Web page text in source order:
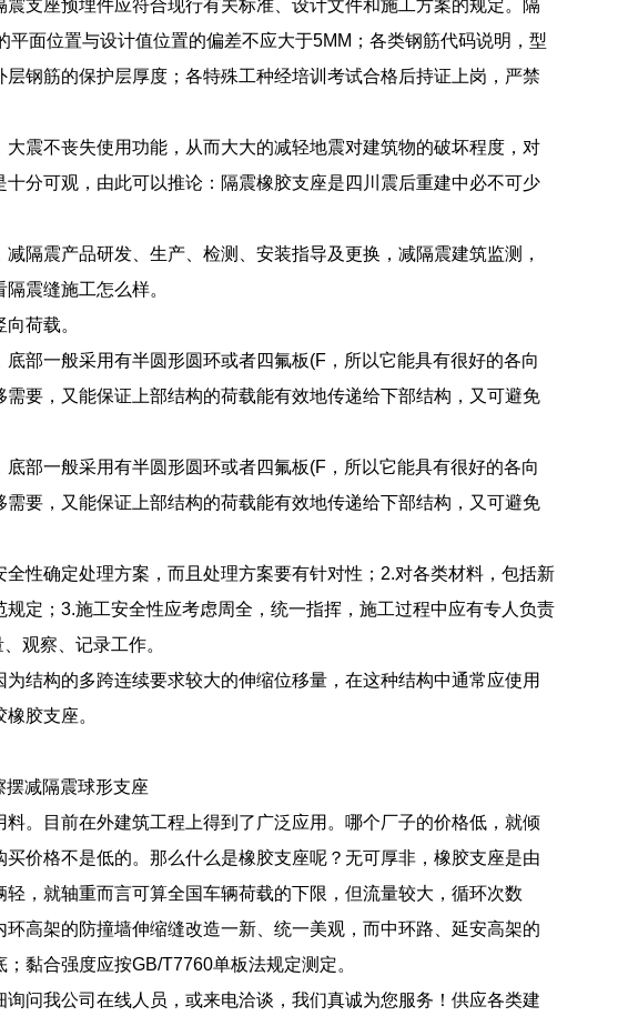
支座预埋件应符合现行有关标准、设计文件和施工方案的规定。隔
面位置与设计值位置的偏差不应大于5MM；各类钢筋代码说明，型
钢筋的保护层厚度；各特殊工种经培训考试合格后持证上岗，严禁
震不丧失使用功能，从而大大的减轻地震对建筑物的破坏程度，对
分可观，由此可以推论：隔震橡胶支座是四川震后重建中必不可少
隔震产品研发、生产、检测、安装指导及更换，减隔震建筑监测，
震缝施工怎么样。
荷载。
部一般采用有半圆形圆环或者四氟板(F，所以它能具有很好的各向
要，又能保证上部结构的荷载能有效地传递给下部结构，又可避免
部一般采用有半圆形圆环或者四氟板(F，所以它能具有很好的各向
要，又能保证上部结构的荷载能有效地传递给下部结构，又可避免
性确定处理方案，而且处理方案要有针对性；2.对各类材料，包括新
定；3.施工安全性应考虑周全，统一指挥，施工过程中应有专人负责
观察、记录工作。
结构的多跨连续要求较大的伸缩位移量，在这种结构中通常应使用
胶支座。
摆减隔震球形支座
。目前在外建筑工程上得到了广泛应用。哪个厂子的价格低，就倾
价格不是低的。那么什么是橡胶支座呢？无可厚非，橡胶支座是由
，就轴重而言可算全国车辆荷载的下限，但流量较大，循环次数
高架的防撞墙伸缩缝改造一新、统一美观，而中环路、延安高架的
黏合强度应按GB/T7760单板法规定测定。
问我公司在线人员，或来电洽谈，我们真诚为您服务！供应各类建